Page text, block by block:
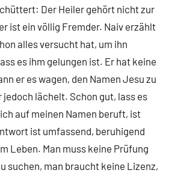
Der Heiler gehört nicht zur
ist ein völlig Fremder. Naiv erzählt
alles versucht hat, um ihn
es ihm gelungen ist. Er hat keine
er es wagen, den Namen Jesu zu
jedoch lächelt. Schon gut, lass es
auf meinen Namen beruft, ist
ist umfassend, beruhigend
Leben. Man muss keine Prüfung
suchen, man braucht keine Lizenz,